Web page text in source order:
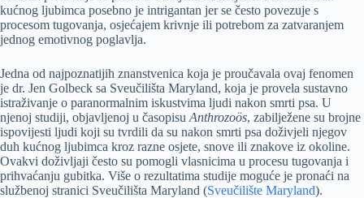
kućnog ljubimca posebno je intrigantan jer se često povezuje s
procesom tugovanja, osjećajem krivnje ili potrebom za zatvaranjem
jednog emotivnog poglavlja.
Jedna od najpoznatijih znanstvenica koja je proučavala ovaj fenomen
je dr. Jen Golbeck sa Sveučilišta Maryland, koja je provela sustavno
istraživanje o paranormalnim iskustvima ljudi nakon smrti psa. U
njenoj studiji, objavljenoj u časopisu Anthrozoös, zabilježene su brojne
ispovijesti ljudi koji su tvrdili da su nakon smrti psa doživjeli njegov
duh kućnog ljubimca kroz razne osjete, snove ili znakove iz okoline.
Ovakvi doživljaji često su pomogli vlasnicima u procesu tugovanja i
prihvaćanju gubitka. Više o rezultatima studije moguće je pronaći na
službenoj stranici Sveučilišta Maryland (Sveučilište Maryland).